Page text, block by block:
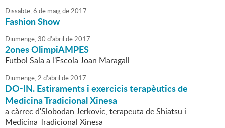
Dissabte,6 de maigde2017
Fashion Show
Diumenge,30 d'abril de2017
2ones OlimpiAMPES
Futbol Sala a l'Escola Joan Maragall
Diumenge,2 d'abril de2017
DO-IN. Estiraments i exercicis terapèutics de
Medicina Tradicional Xinesa
a càrrec d'Slobodan Jerkovic, terapeuta de Shiatsu i
Medicina Tradicional Xinesa